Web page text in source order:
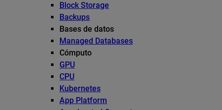
Block Storage
Backups
Bases de datos
Managed Databases
Cómputo
GPU
CPU
Kubernetes
App Platform